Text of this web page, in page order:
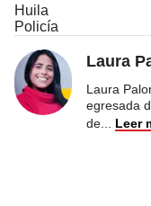
Huila
Policía
Laura
Laura
egresada
de
Leer